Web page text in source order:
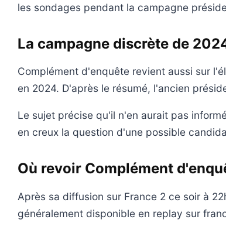
les sondages pendant la campagne
La campagne discrète de
Complément d'enquête revient aussi sur
en 2024. D'après le résumé, l'ancien
Le sujet précise qu'il n'en aurait pas
en creux la question d'une possible
Où revoir Complément
Après sa diffusion sur France 2 ce soir à
généralement disponible en replay sur